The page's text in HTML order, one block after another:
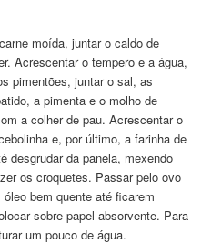
moída, juntar o caldo de
Acrescentar o tempero e a água,
pimentões, juntar o sal, as
a pimenta e o molho de
a colher de pau. Acrescentar o
e, por último, a farinha de
desgrudar da panela, mexendo
os croquetes. Passar pelo ovo
bem quente até ficarem
sobre papel absorvente. Para
um pouco de água.